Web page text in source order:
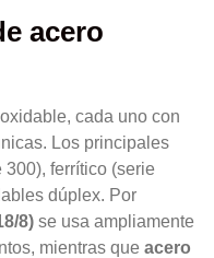
acero
cada uno con
Los principales
ferrítico (serie
dúplex. Por
8) se usa ampliamente
mientras que acero